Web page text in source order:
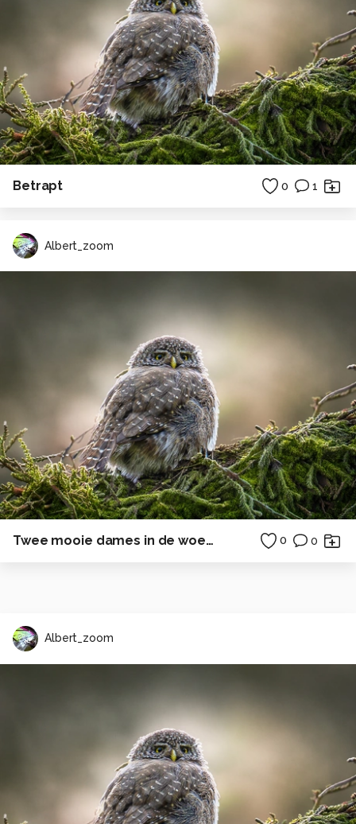
Betrapt 0 1
Albert_zoom
Twee mooie dames in de woestijn 0 0
Albert_zoom